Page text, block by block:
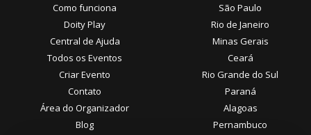
Como funciona
Doity Play
Central de Ajuda
Todos os Eventos
Criar Evento
Contato
Área do Organizador
Blog
São Paulo
Rio de Janeiro
Minas Gerais
Ceará
Rio Grande do Sul
Paraná
Alagoas
Pernambuco